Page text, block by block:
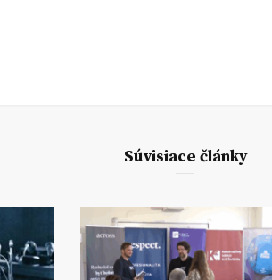
Súvisiace články